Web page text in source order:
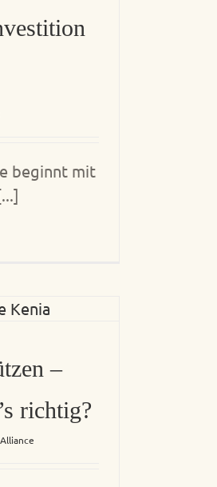
beginnt mit
–
richtig?